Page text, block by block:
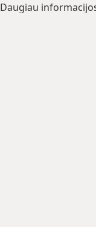
Daugiau